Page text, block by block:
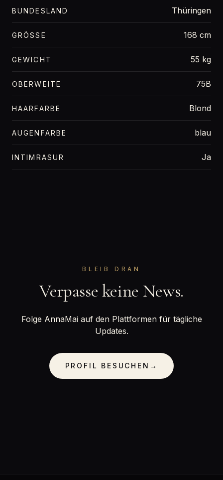
BUNDESLAND Thüringen
GRÖSSE 168 cm
GEWICHT 55 kg
OBERWEITE 75B
HAARFARBE Blond
AUGENFARBE blau
INTIMRASUR Ja
BLEIB DRAN
Verpasse keine News.
Folge AnnaMai auf den Plattformen für tägliche
Updates.
PROFIL BESUCHEN →